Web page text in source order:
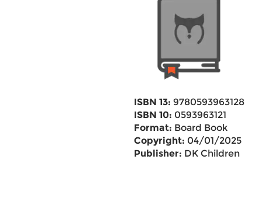
ISBN 13: 9780593963128
ISBN 10: 0593963121
Format: Board Book
Copyright: 04/01/2025
Publisher: DK Children